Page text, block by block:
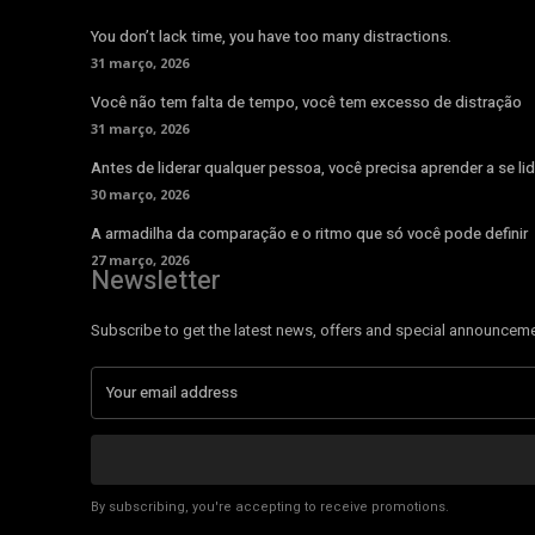
You don’t lack time, you have too many distractions.
31 março, 2026
Você não tem falta de tempo, você tem excesso de distração
31 março, 2026
Antes de liderar qualquer pessoa, você precisa aprender a se
30 março, 2026
A armadilha da comparação e o ritmo que só você pode definir
27 março, 2026
Newsletter
Subscribe to get the latest news, offers and special
By subscribing, you're accepting to receive promotions.